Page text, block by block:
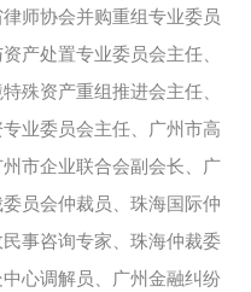
师协会并购重组专业委员
产处置专业委员会主任、
殊资产重组推进会主任、
业委员会主任、广州市高
市企业联合会副会长、广
员会仲裁员、珠海国际仲
事咨询专家、珠海仲裁委
心调解员、广州金融纠纷